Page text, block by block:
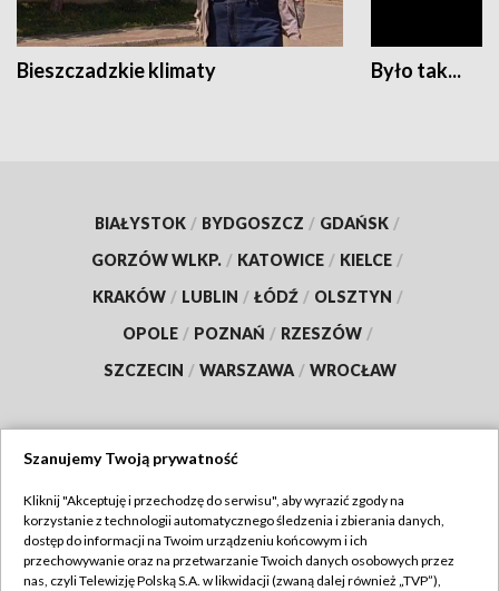
Bieszczadzkie klimaty Było tak...
BIAŁYSTOK / BYDGOSZCZ / GDAŃSK /
GORZÓW WLKP. / KATOWICE / KIELCE /
KRAKÓW / LUBLIN / ŁÓDŹ / OLSZTYN /
OPOLE / POZNAŃ / RZESZÓW /
SZCZECIN / WARSZAWA / WROCŁAW
TVP
Abonament TVP
Regulamin TVP
Szanujemy Twoją prywatność
Kliknij "Akceptuję i przechodzę do serwisu", aby wyrazić zgody na
korzystanie z technologii automatycznego śledzenia i zbierania danych,
dostęp do informacji na Twoim urządzeniu końcowym i ich
przechowywanie oraz na przetwarzanie Twoich danych osobowych przez
nas, czyli Telewizję Polską S.A. w likwidacji (zwaną dalej również „TVP”),